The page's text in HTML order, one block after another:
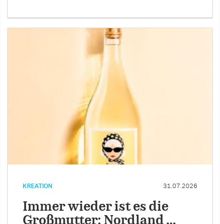
KREATION 31.07.2026
Immer wieder ist es die
Großmutter: Nordland …